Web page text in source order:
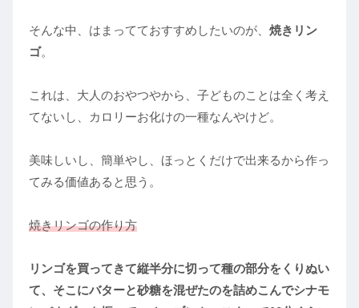
そんな中、はまってておすすめしたいのが、 焼きリン
ゴ。
これは、大人のおやつやから、子どものことは全く考え
てないし、カロリーお化けの一種なんやけど。
美味しいし、簡単やし、ほっとくだけで出来るから作っ
てみる価値あると思う。
焼きリンゴの作り方
リンゴを買ってきて縦半分に切って種の部分をくりぬい
て、そこにバターと砂糖を混ぜたのを詰めこんでシナモ